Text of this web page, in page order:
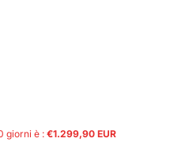
giorni è : €1.299,90 EUR